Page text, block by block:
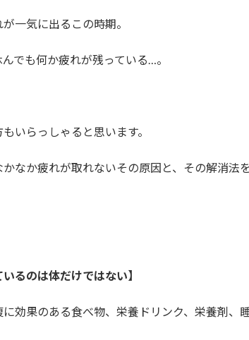
一気に出るこの時期。
でも何か疲れが残っている…。
いらっしゃると思います。
なか疲れが取れないその原因と、その解消法を
いるのは体だけではない】
効果のある食べ物、栄養ドリンク、栄養剤、